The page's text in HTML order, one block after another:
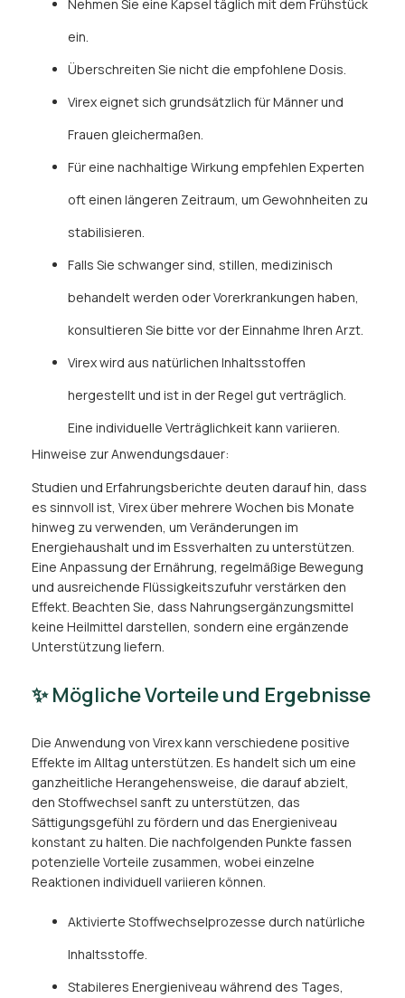
Nehmen Sie eine Kapsel täglich mit dem Frühstück
ein.
Überschreiten Sie nicht die empfohlene Dosis.
Virex eignet sich grundsätzlich für Männer und
Frauen gleichermaßen.
Für eine nachhaltige Wirkung empfehlen Experten
oft einen längeren Zeitraum, um Gewohnheiten zu
stabilisieren.
Falls Sie schwanger sind, stillen, medizinisch
behandelt werden oder Vorerkrankungen haben,
konsultieren Sie bitte vor der Einnahme Ihren Arzt.
Virex wird aus natürlichen Inhaltsstoffen
hergestellt und ist in der Regel gut verträglich.
Eine individuelle Verträglichkeit kann variieren.
Hinweise zur Anwendungsdauer:
Studien und Erfahrungsberichte deuten darauf hin, dass
es sinnvoll ist, Virex über mehrere Wochen bis Monate
hinweg zu verwenden, um Veränderungen im
Energiehaushalt und im Essverhalten zu unterstützen.
Eine Anpassung der Ernährung, regelmäßige Bewegung
und ausreichende Flüssigkeitszufuhr verstärken den
Effekt. Beachten Sie, dass Nahrungsergänzungsmittel
keine Heilmittel darstellen, sondern eine ergänzende
Unterstützung liefern.
✨ Mögliche Vorteile und Ergebnisse
Die Anwendung von Virex kann verschiedene positive
Effekte im Alltag unterstützen. Es handelt sich um eine
ganzheitliche Herangehensweise, die darauf abzielt,
den Stoffwechsel sanft zu unterstützen, das
Sättigungsgefühl zu fördern und das Energieniveau
konstant zu halten. Die nachfolgenden Punkte fassen
potenzielle Vorteile zusammen, wobei einzelne
Reaktionen individuell variieren können.
Aktivierte Stoffwechselprozesse durch natürliche
Inhaltsstoffe.
Stabileres Energieniveau während des Tages,